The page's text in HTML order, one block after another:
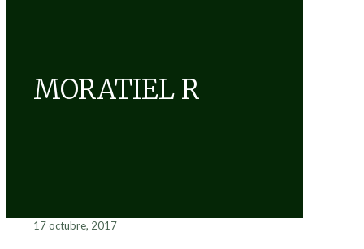
MORATIEL R
17 octubre, 2017